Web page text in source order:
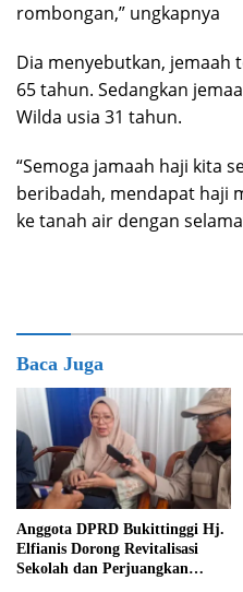
rombongan,” ungkapnya
Dia menyebutkan, jemaah
65 tahun. Sedangkan
Wilda usia 31 tahun.
“Semoga jamaah haji kita
beribadah, mendapat haji
ke tanah air dengan
Baca Juga
Anggota DPRD Bukittinggi Hj.
Elfianis Dorong Revitalisasi
Sekolah dan Perjuangkan